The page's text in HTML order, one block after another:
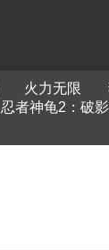
火力无限
忍者神龟2：破